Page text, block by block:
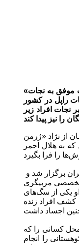
«دومان» به عنوان سگ امداد و نجات هلال احمر و یکی از باهوش‌ترین زنده‌یاب‌های حوادث که در ۳۰ عملیات موفق به نجات
راپل در کشور
علاوه بر نجات افراد زیر
دومان از‌ نژاد «ژرمن
سگ‌های پلیس و نگهبان است، گفت: دومان توله 45 روزه بود که به هلال احمر
4 سال زیر نظر وی دوره تخصصی مربیگری
یکی از سگ‌های
بود که در بیش از 30 عملیات حضور داشت و در این عملیات‌ بیش از 50 مورد کشف افراد زنده
محل کسانی را که
را انجام